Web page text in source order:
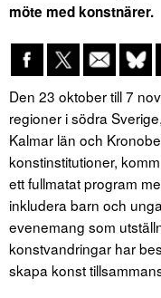
möte med konstnärer.
Den 23 oktober till 7
regioner i södra
Kalmar län och
konstinstitutioner,
ett fullmatat program
inkludera barn och
evenemang som
konstvandringar har
skapa konst